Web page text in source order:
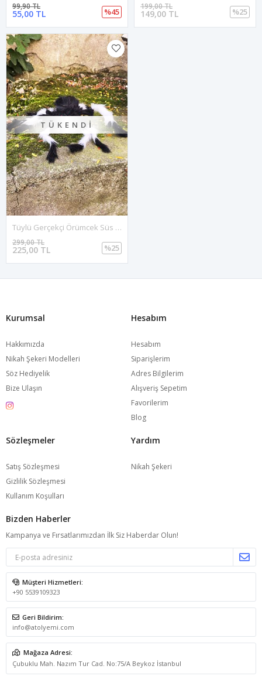
55,00 TL
99,90 TL
%45 149,00 TL
199,00 TL
%25
TÜKENDI
Tüylü Gerçekçi Örümcek Süs Halloween Süsleri Siyah Beyaz Örümcek Büyük Boy
225,00 TL
299,00 TL
%25
Kurumsal
Hakkımızda
Nikah Şekeri Modelleri
Söz Hediyelik
Bize Ulaşın
Hesabım
Hesabım
Siparişlerim
Adres Bilgilerim
Alışveriş Sepetim
Favorilerim
Blog
Sözleşmeler
Satış Sözleşmesi
Gizlilik Sözleşmesi
Kullanım Koşulları
Yardım
Nikah Şekeri
Bizden Haberler
Kampanya ve Fırsatlarımızdan İlk Siz Haberdar Olun!
Müşteri Hizmetleri:
+90 5539109323
Geri Bildirim:
info@atolyemi.com
Mağaza Adresi:
Çubuklu Mah. Nazım Tur Cad. No:75/A Beykoz İstanbul